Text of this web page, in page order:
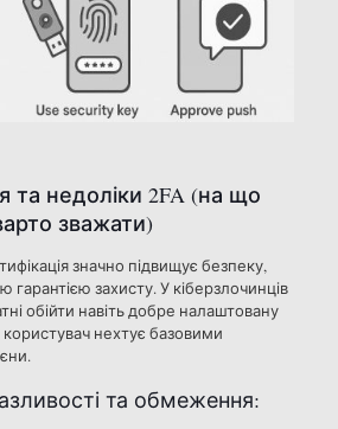
недоліки 2FA (на що
зважати)
значно підвищує безпеку,
захисту. У кіберзлочинців
обійти навіть добре налаштовану
нехтує базовими
та обмеження: